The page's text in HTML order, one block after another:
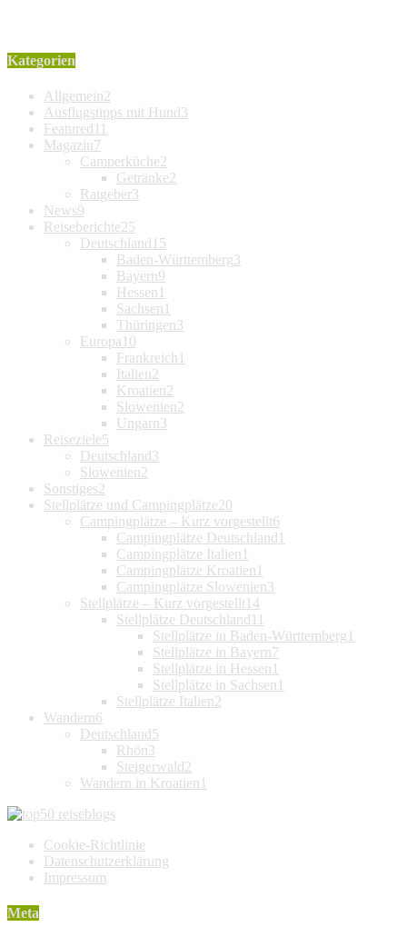
Kategorien
Allgemein2
Ausflugstipps mit Hund3
Featured 11
Magazin7
Camperküche2
Getränke2
Ratgeber3
News9
Reiseberichte25
Deutschland 15
Baden-Württemberg3
Bayern9
Hessen 1
Sachsen 1
Thüringen3
Europa 10
Frankreich 1
Italien2
Kroatien2
Slowenien2
Ungarn3
Reiseziele5
Deutschland3
Slowenien2
Sonstiges2
Stellplätze und Campingplätze20
Campingplätze – Kurz vorgestellt6
Campingplätze Deutschland 1
Campingplätze Italien 1
Campingplätze Kroatien 1
Campingplätze Slowenien3
Stellplätze – Kurz vorgestellt 14
Stellplätze Deutschland 11
Stellplätze in Baden-Württemberg 1
Stellplätze in Bayern7
Stellplätze in Hessen 1
Stellplätze in Sachsen 1
Stellplätze Italien2
Wandern6
Deutschland5
Rhön3
Steigerwald2
Wandern in Kroatien 1
Cookie-Richtlinie
Datenschutzerklärung
Impressum
Meta